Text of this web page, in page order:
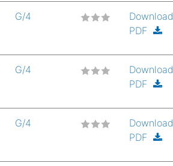
G/4
Download
PDF
G/4
Download
PDF
G/4
Download
PDF